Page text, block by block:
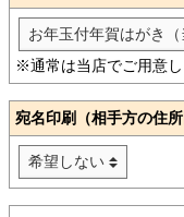
※通常は当店でご用意し
宛名印刷（相手方の住